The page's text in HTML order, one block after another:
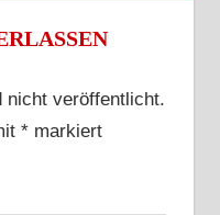
nicht veröffentlicht.
*markiert